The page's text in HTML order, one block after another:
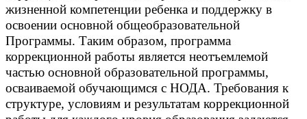
жизненной компетенции ребенка и поддержку в
освоении основной общеобразовательной
Программы. Таким образом, программа
коррекционной работы является неотъемлемой
частью основной образовательной программы,
осваиваемой обучающимся с НОДА. Требования к
структуре, условиям и результатам коррекционной